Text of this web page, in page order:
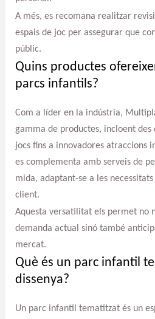
A més, es recomana realitzar
espais de joc per assegurar que
públic.
Quins productes
parcs infantils?
Com a líder en la indústria,
gamma de productes, incloent des
jocs fins a innovadores atraccions
es complementa amb serveis de
mida, adaptant-se a les
client.
Aquesta versatilitat els permet no
demanda actual sinó també
mercat.
Què és un parc infantil
dissenya?
Un parc infantil tematitzat és un